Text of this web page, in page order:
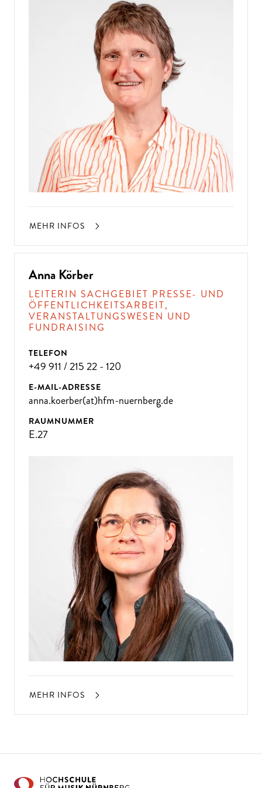
MEHR INFOS
Anna Körber
LEITERIN SACHGEBIET PRESSE- UND
ÖFFENTLICHKEITSARBEIT,
VERANSTALTUNGSWESEN UND
FUNDRAISING
TELEFON
+49 911 / 215 22 - 120
E-MAIL-ADRESSE
anna.koerber(at)hfm-nuernberg.de
RAUMNUMMER
E.27
MEHR INFOS